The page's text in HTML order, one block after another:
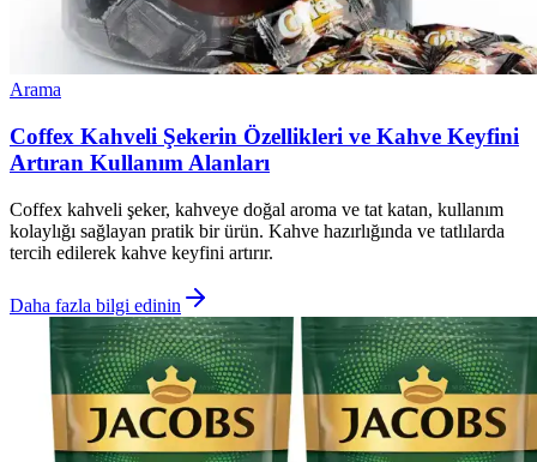
Arama
Coffex Kahveli Şekerin Özellikleri ve Kahve Keyfini
Artıran Kullanım Alanları
Coffex kahveli şeker, kahveye doğal aroma ve tat katan, kullanım
kolaylığı sağlayan pratik bir ürün. Kahve hazırlığında ve tatlılarda
tercih edilerek kahve keyfini artırır.
Daha fazla bilgi edinin